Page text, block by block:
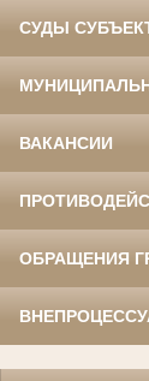
СУДЫ
ВАКАНСИИ
ОБРАЩЕНИЯ